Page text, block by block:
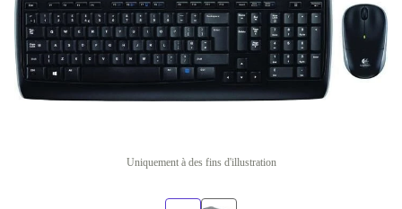
Uniquement à des fins d'illustration